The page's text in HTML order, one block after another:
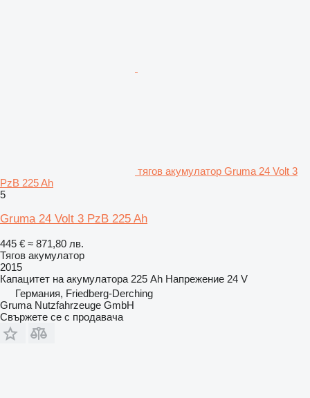
тягов акумулатор Gruma 24 Volt 3
PzB 225 Ah
5
Gruma 24 Volt 3 PzB 225 Ah
445 € ≈ 871,80 лв.
Тягов акумулатор
2015
Капацитет на акумулатора 225 Ah Напрежение 24 V
Германия, Friedberg-Derching
Gruma Nutzfahrzeuge GmbH
Свържете се с продавача